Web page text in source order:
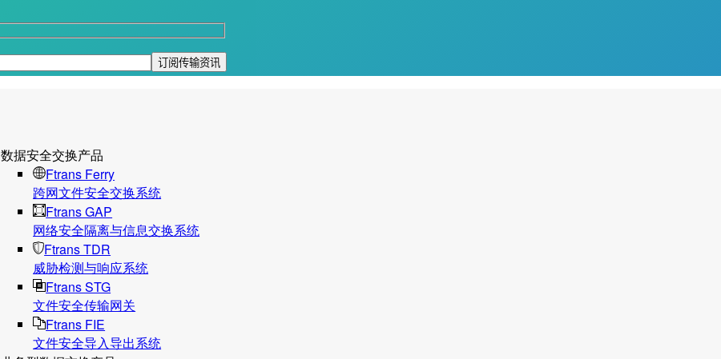
数据安全交换产品
Ftrans Ferry
跨网文件安全交换系统
Ftrans GAP
网络安全隔离与信息交换系统
Ftrans TDR
威胁检测与响应系统
Ftrans STG
文件安全传输网关
Ftrans FIE
文件安全导入导出系统